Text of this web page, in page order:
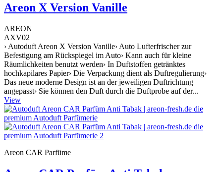
Areon X Version Vanille
AREON
AXV02
› Autoduft Areon X Version Vanille› Auto Lufterfrischer zur
Befestigung am Rückspiegel im Auto› Kann auch für kleine
Räumlichkeiten benutzt werden› In Duftstoffen getränktes
hochkapilares Papier› Die Verpackung dient als Duftregulierung›
Das neue moderne Design ist an der jeweiligen Duftrichtung
angepasst› Sie können den Duft durch die Duftprobe auf der...
View
Areon CAR Parfüme